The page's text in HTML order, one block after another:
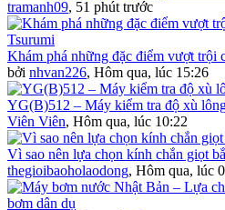
tramanh09, 51 phút trước
Khám phá những đặc điểm vượt trội
bởi nhvan226, Hôm qua, lúc 15:26
YG(B)512 – Máy kiểm tra độ xù
Viên Viên, Hôm qua, lúc 10:22
Vì sao nên lựa chọn kính chắn giọt
thegioibaoholaodong, Hôm qua, lúc